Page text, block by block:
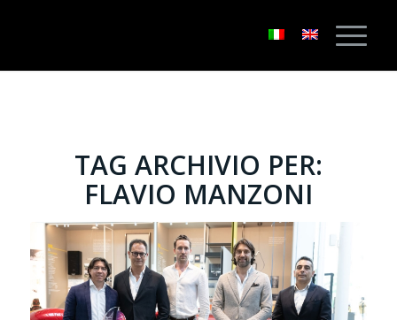
TAG ARCHIVIO PER:
FLAVIO MANZONI